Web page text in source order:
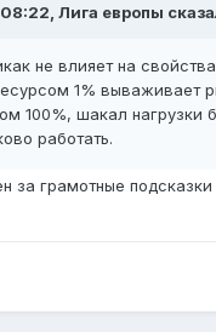
08:22, Лига европы
не влияет на
1% вываживает
100%, шакал нагрузки
работать.
за грамотные подсказки